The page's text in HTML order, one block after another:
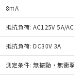
8mA
抵抗負荷: AC125V 5A/
抵抗負荷: DC30V 3A
測定条件: 無振動・無衝撃
10物質）の